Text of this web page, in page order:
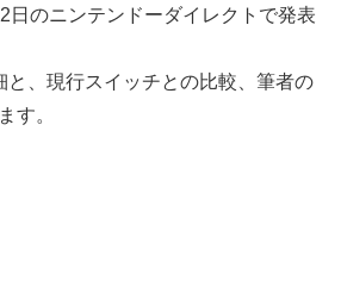
日のニンテンドーダイレクトで発表
と、現行スイッチとの比較、筆者の
す。